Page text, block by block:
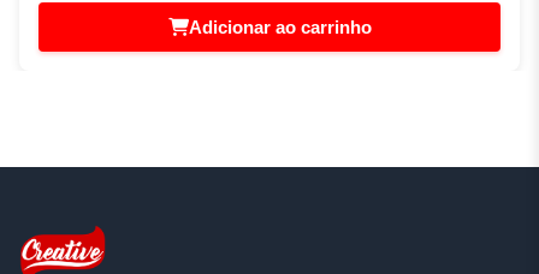
Adicionar ao carrinho